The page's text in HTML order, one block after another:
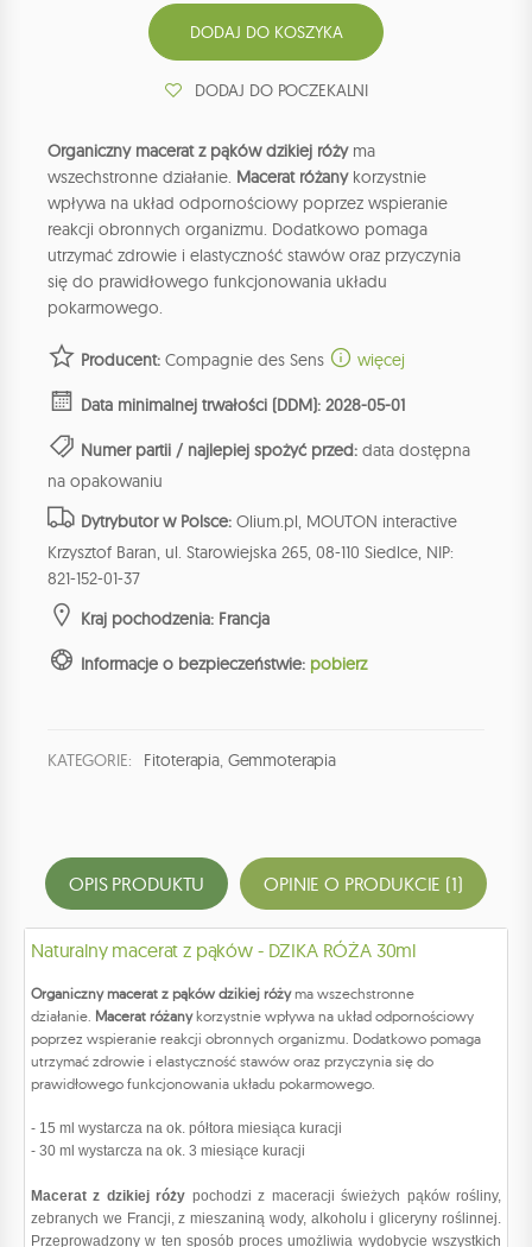
DODAJ DO POCZEKALNI
Organiczny macerat z pąków dzikiej różyma
wszechstronne działanie. Macerat różanykorzystnie
wpływa na układ odpornościowy poprzez wspieranie
reakcji obronnych organizmu. Dodatkowo pomaga
utrzymać zdrowie i elastyczność stawów oraz przyczynia
się do prawidłowego funkcjonowania układu
pokarmowego.
Producent: Compagnie des Sens więcej
Data minimalnej trwałości (DDM): 2028-05-01
Numer partii / najlepiej spożyć przed: data dostępna
na opakowaniu
Dytrybutor w Polsce: Olium.pl, MOUTON interactive
Krzysztof Baran, ul. Starowiejska 265, 08-110 Siedlce, NIP:
821-152-01-37
Kraj pochodzenia: Francja
Informacje o bezpieczeństwie: pobierz
KATEGORIE: Fitoterapia, Gemmoterapia
OPIS PRODUKTU OPINIE O PRODUKCIE (1)
Naturalny macerat z pąków - DZIKA RÓŻA 30ml
Organiczny macerat z pąków dzikiej różyma wszechstronne
działanie. Macerat różanykorzystnie wpływa na układ odpornościowy
poprzez wspieranie reakcji obronnych organizmu. Dodatkowo pomaga
utrzymać zdrowie i elastyczność stawów oraz przyczynia się do
prawidłowego funkcjonowania układu pokarmowego.
- 15 ml wystarcza na ok. półtora miesiąca kuracji
- 30 ml wystarcza na ok. 3 miesiące kuracji
Macerat z dzikiej róży pochodzi z maceracji świeżych pąków rośliny,
zebranych we Francji, z mieszaniną wody, alkoholu i gliceryny roślinnej.
Przeprowadzony w ten sposób proces umożliwia wydobycie wszystkich